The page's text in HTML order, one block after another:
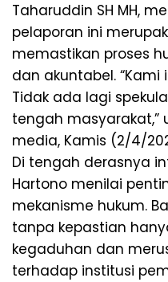
Taharuddin SH MH,
pelaporan ini
memastikan proses
dan akuntabel.
Tidak ada lagi
tengah masyarakat,”
media, Kamis (2/4/
Di tengah derasnya
Hartono menilai
mekanisme hukum.
tanpa kepastian
kegaduhan dan
terhadap institusi